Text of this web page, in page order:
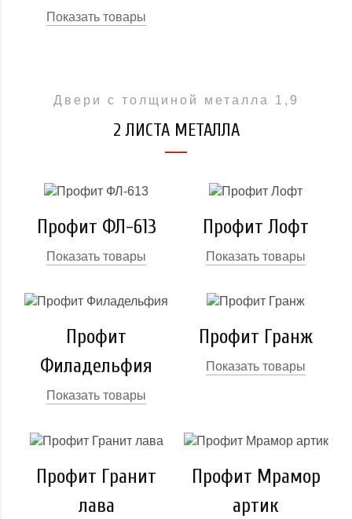
Показать товары
Двери с толщиной металла 1,9
2 ЛИСТА МЕТАЛЛА
Профит ФЛ-613
Показать товары
Профит Лофт
Показать товары
Профит
Филадельфия
Показать товары
Профит Гранж
Показать товары
Профит Гранит
лава
Профит Мрамор
артик